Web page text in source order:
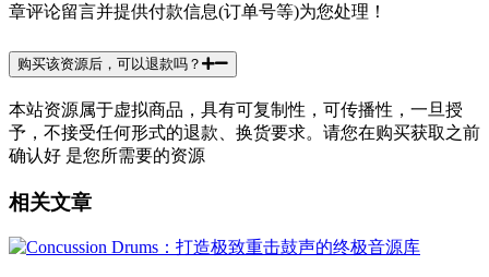
章评论留言并提供付款信息(订单号等)为您处理！
购买该资源后，可以退款吗？
本站资源属于虚拟商品，具有可复制性，可传播性，一旦授
予，不接受任何形式的退款、换货要求。请您在购买获取之前
确认好 是您所需要的资源
相关文章